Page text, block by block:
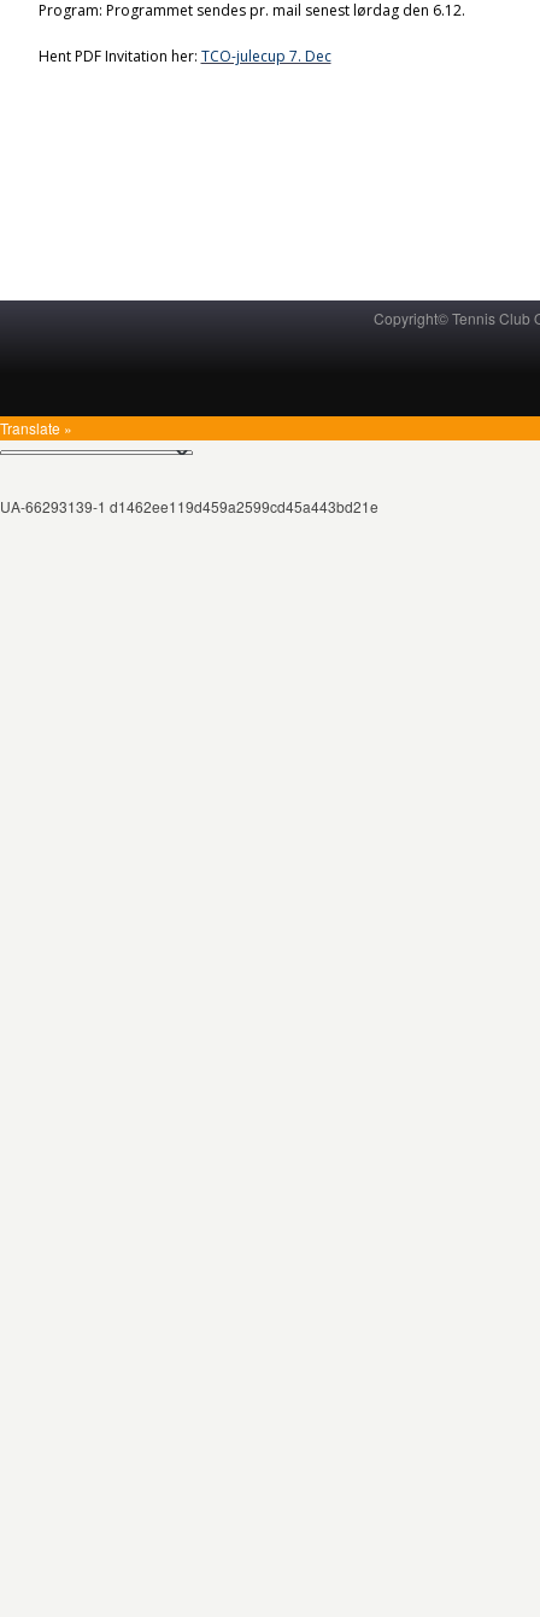
Program: Programmet sendes pr. mail senest lørdag den 6.12.
Hent PDF Invitation her: TCO-julecup 7. Dec
Copyright© Tennis Club
Translate »
UA-66293139-1 d1462ee119d459a2599cd45a443bd21e